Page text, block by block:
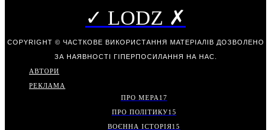
✓ LODZ ✗
COPYRIGHT © ЧАСТКОВЕ ВИКОРИСТАННЯ МАТЕРІАЛІВ ДОЗВОЛЕНО
ЗА НАЯВНОСТІ ГІПЕРПОСИЛАННЯ НА НАС.
АВТОРИ
РЕКЛАМА
ПРО МЕРА 17
ПРО ПОЛІТИКУ15
ВОЄННА ІСТОРІЯ15